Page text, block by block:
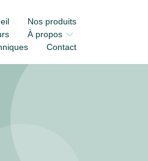
Nos produits
À propos
Contact